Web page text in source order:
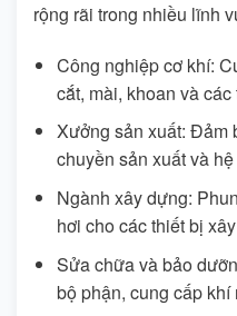
rộng rãi trong nhiều lĩnh
Công nghiệp cơ khí:
cắt, mài, khoan và
Xưởng sản xuất: Đảm
chuyền sản xuất và
Ngành xây dựng:
hơi cho các thiết bị
Sửa chữa và bảo
bộ phận, cung cấp khí